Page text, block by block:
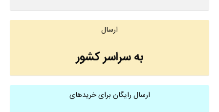
ارسال
به سراسر کشور
ارسال رایگان برای خریدهای